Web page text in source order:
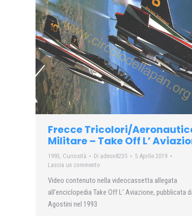
Frecce Tricolori/
Militare – Take Off L’
1993 Curiosità Di admin8235
5 Aprile 2019
Lascia un commento
Video contenuto nella videocassetta allegata
all’enciclopedia Take Off L’ Aviazione, pubblicata
Agostini nel 1993